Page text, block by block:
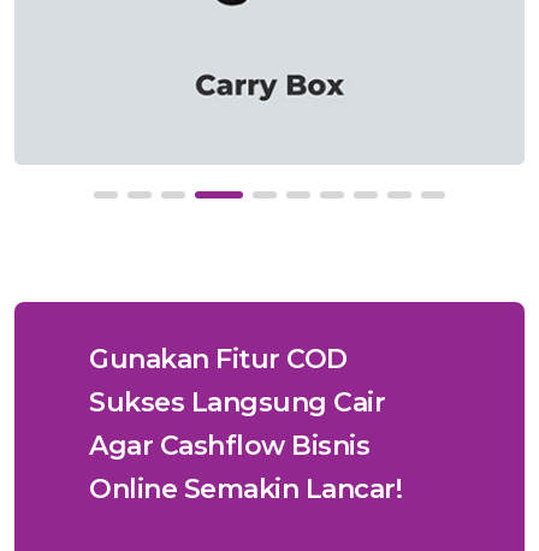
Gunakan Fitur COD
Sukses Langsung Cair
Agar Cashflow Bisnis
Online Semakin Lancar!